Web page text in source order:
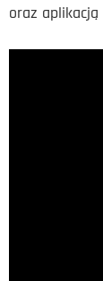
oraz aplikacją